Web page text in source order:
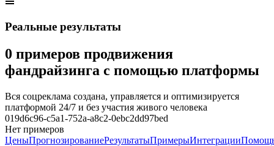
Реальные результаты
0 примеров продвижения
фандрайзинга с помощью платформы
Вся соцреклама создана, управляется и оптимизируется
платформой 24/7 и без участия живого человека
019d6c96-c5a1-752a-a8c2-0ebc2dd97bed
Нет примеров
ЦеныПрогнозированиеРезультатыПримерыИнтеграции